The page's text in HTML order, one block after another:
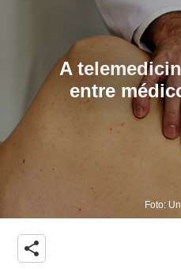
A
entre
Foto:
share